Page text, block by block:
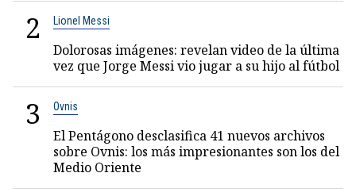
2 Lionel Messi
Dolorosas imágenes: revelan video de la última
vez que Jorge Messi vio jugar a su hijo al fútbol
3 Ovnis
El Pentágono desclasifica 41 nuevos archivos
sobre Ovnis: los más impresionantes son los del
Medio Oriente